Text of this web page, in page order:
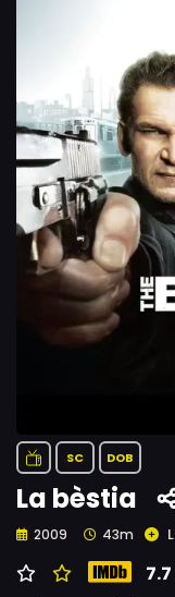
SC DOB
La bèstia
2009 43m
7.7